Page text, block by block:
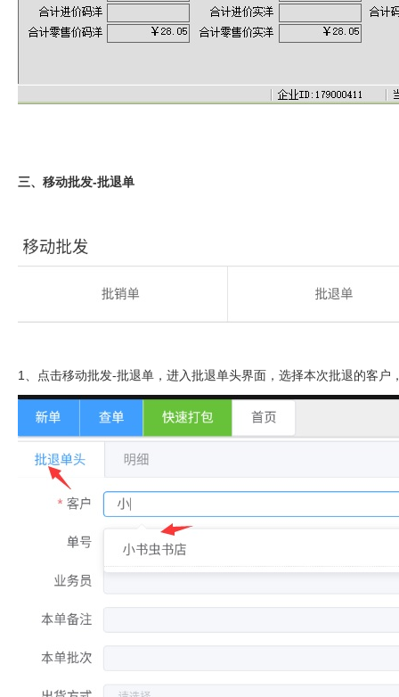
三、移动批发-批退单
1、点击移动批发-批退单，进入批退单头界面，选择本次批退的客